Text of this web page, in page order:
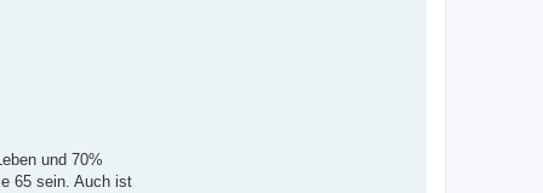
und 70%
65 sein. Auch ist